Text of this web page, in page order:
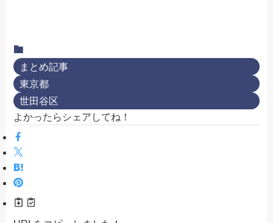
まとめ記事
東京都
世田谷区
よかったらシェアしてね！